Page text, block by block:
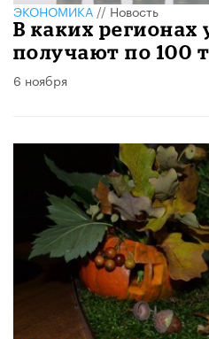
ЭКОНОМИКА//Новость
В каких регионах
получают по 100
6 ноября